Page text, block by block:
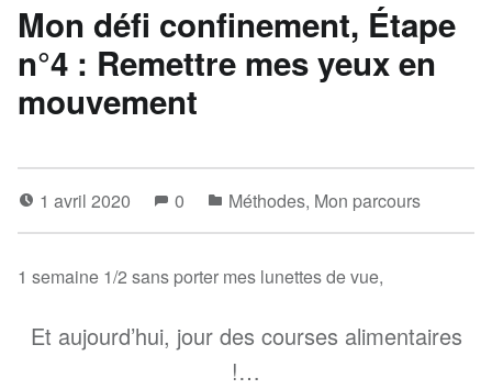
Mon défi confinement, Étape
n°4 : Remettre mes yeux en
mouvement
1 avril 2020 0 Méthodes, Mon parcours
1 semaine 1/2 sans porter mes lunettes de vue,
Et aujourd’hui, jour des courses alimentaires
!…